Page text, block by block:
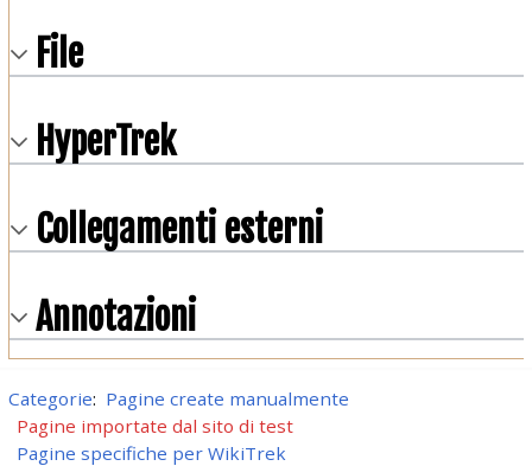
File
HyperTrek
Collegamenti esterni
Annotazioni
Categorie: Pagine create manualmente
Pagine importate dal sito di test
Pagine specifiche per WikiTrek